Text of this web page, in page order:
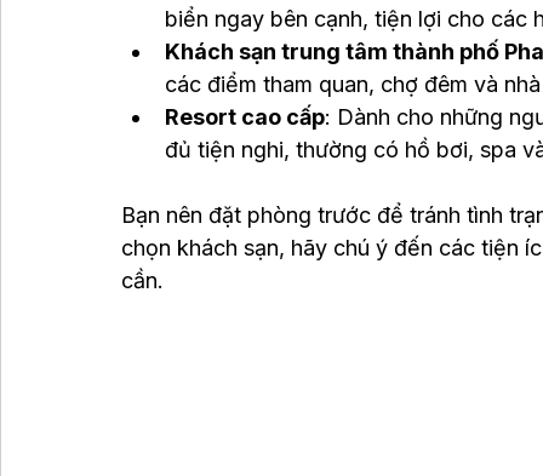
biển ngay bên cạnh, tiện lợi cho các
Khách sạn trung tâm thành phố
các điểm tham quan, chợ đêm và
Resort cao cấp: Dành cho những
đủ tiện nghi, thường có hồ bơi, spa
Bạn nên đặt phòng trước để tránh tình
chọn khách sạn, hãy chú ý đến các tiện
cần.